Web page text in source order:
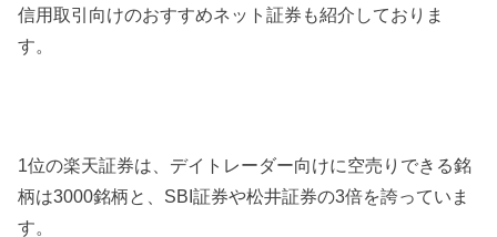
信用取引向けのおすすめネット証券も紹介しておりま
す。
1位の楽天証券は、デイトレーダー向けに空売りできる銘
柄は3000銘柄と、SBI証券や松井証券の3倍を誇っていま
す。